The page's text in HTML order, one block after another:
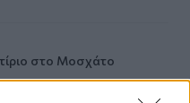
στο Μοσχάτο